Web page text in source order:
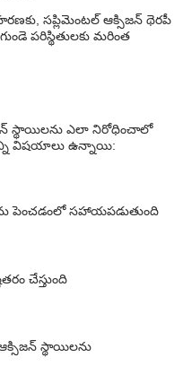
సప్లిమెంటల్ ఆక్సిజన్ థెరపీ
పరిస్థితులకు మరింత
స్థాయిలను ఎలా నిరోధించాలో
విషయాలు ఉన్నాయి:
పెంచడంలో సహాయపడుతుంది
చేస్తుంది
స్థాయిలను